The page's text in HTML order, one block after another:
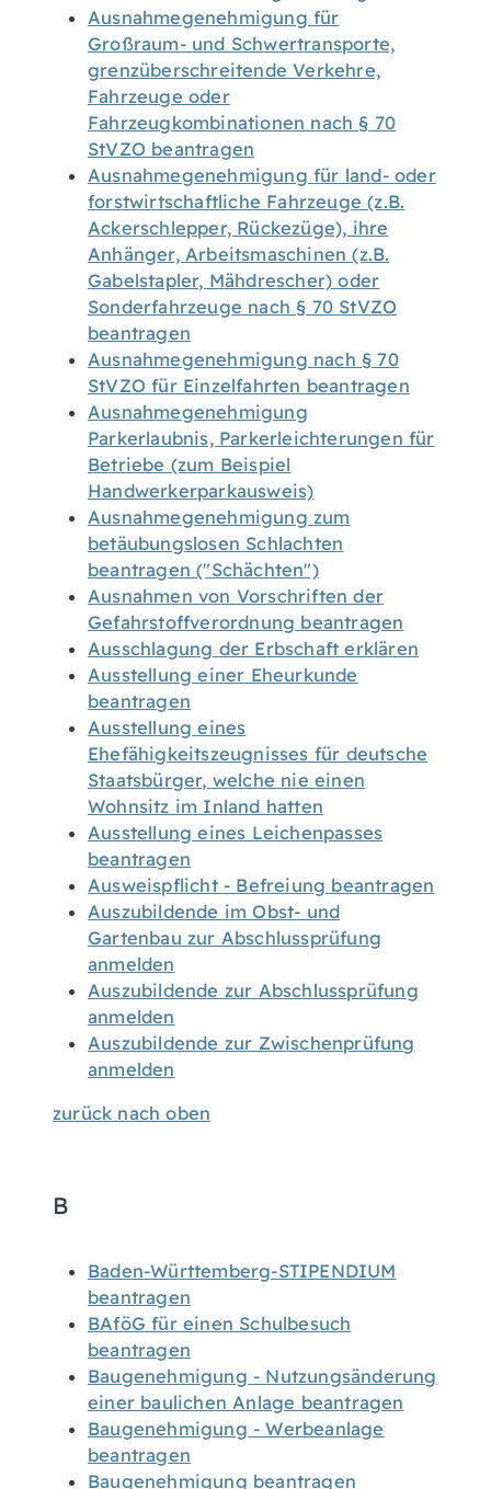
Ausnahmegenehmigung für
Großraum- und Schwertransporte,
grenzüberschreitende Verkehre,
Fahrzeuge oder
Fahrzeugkombinationen nach § 70
StVZO beantragen
Ausnahmegenehmigung für land- oder
forstwirtschaftliche Fahrzeuge (z.B.
Ackerschlepper, Rückezüge), ihre
Anhänger, Arbeitsmaschinen (z.B.
Gabelstapler, Mähdrescher) oder
Sonderfahrzeuge nach § 70 StVZO
beantragen
Ausnahmegenehmigung nach § 70
StVZO für Einzelfahrten beantragen
Ausnahmegenehmigung
Parkerlaubnis, Parkerleichterungen für
Betriebe (zum Beispiel
Handwerkerparkausweis)
Ausnahmegenehmigung zum
betäubungslosen Schlachten
beantragen ("Schächten")
Ausnahmen von Vorschriften der
Gefahrstoffverordnung beantragen
Ausschlagung der Erbschaft erklären
Ausstellung einer Eheurkunde
beantragen
Ausstellung eines
Ehefähigkeitszeugnisses für deutsche
Staatsbürger, welche nie einen
Wohnsitz im Inland hatten
Ausstellung eines Leichenpasses
beantragen
Ausweispflicht - Befreiung beantragen
Auszubildende im Obst- und
Gartenbau zur Abschlussprüfung
anmelden
Auszubildende zur Abschlussprüfung
anmelden
Auszubildende zur Zwischenprüfung
anmelden
zurück nach oben
B
Baden-Württemberg-STIPENDIUM
beantragen
BAföG für einen Schulbesuch
beantragen
Baugenehmigung - Nutzungsänderung
einer baulichen Anlage beantragen
Baugenehmigung - Werbeanlage
beantragen
Baugenehmigung beantragen